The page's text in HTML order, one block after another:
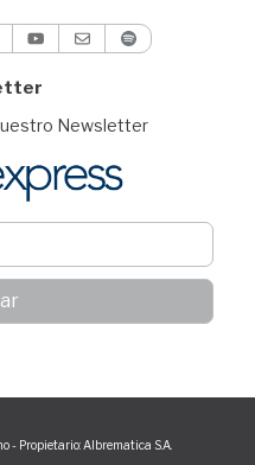
Newsletter
- Propietario: Albrematica S.A.